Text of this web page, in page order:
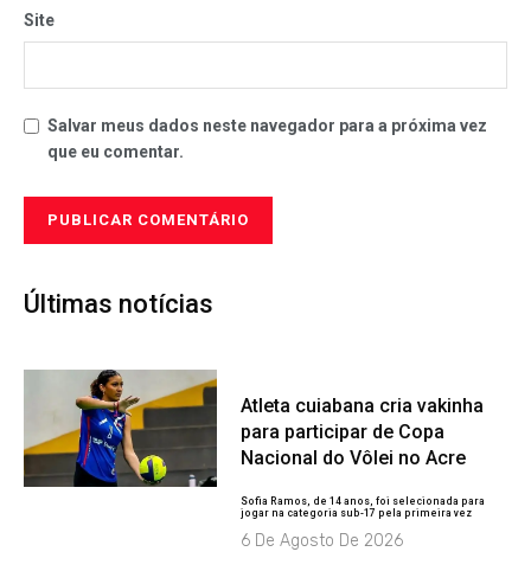
Site
Salvar meus dados neste navegador para a próxima vez
que eu comentar.
Últimas notícias
Atleta cuiabana cria vakinha
para participar de Copa
Nacional do Vôlei no Acre
Sofia Ramos, de 14 anos, foi selecionada para
jogar na categoria sub-17 pela primeira vez
6 De Agosto De 2026